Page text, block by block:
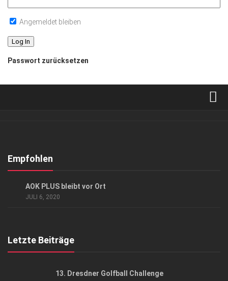
Angemeldet bleiben
Passwort zurücksetzen
Kontakt, Impressum
Empfohlen
AOK PLUS bleibt vor Ort
JULI 6, 2020
Letzte Beiträge
13. Dresdner Golfball Challenge